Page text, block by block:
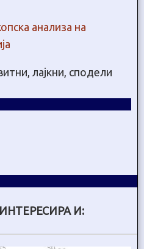
анализа на
лајкни, сподели
И: